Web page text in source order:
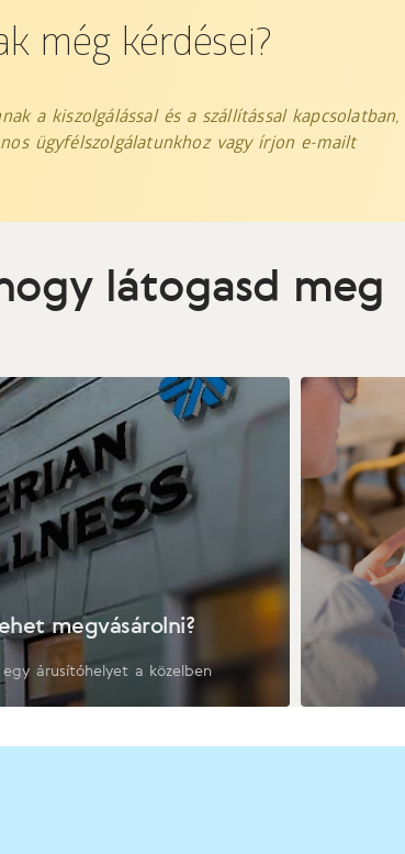
még kérdései?
a kiszolgálással és a szállítással kapcsolatban,
ügyfélszolgálatunkhoz vagy írjon e-mailt
látogasd meg
megvásárolni?
egy árusítóhelyet a közelben